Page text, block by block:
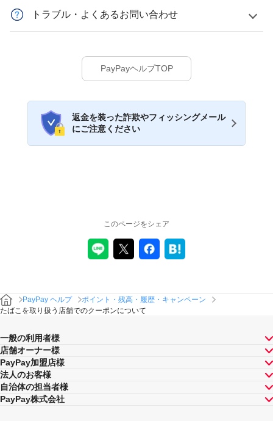
トラブル・よくあるお問い合わせ
PayPayヘルプTOP
返金を装った詐欺やフィッシングメール
にご注意ください
このページをシェア
PayPay ヘルプ
ポイント・残高・履歴・キャンペーン
たばこを取り扱う店舗でのクーポンについて
一般の利用者様
店舗オーナー様
PayPay加盟店様
法人のお客様
自治体の担当者様
PayPay株式会社